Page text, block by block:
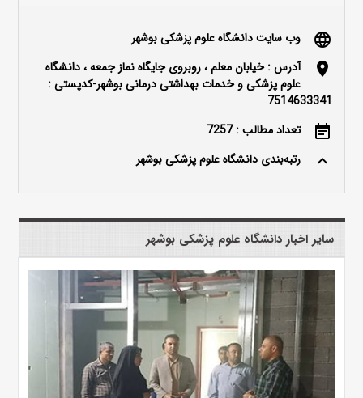
language وب سایت دانشگاه علوم پزشکی بوشهر
location_on
آدرس : خیابان معلم ، روبروی جایگاه نماز جمعه ، دانشگاه
علوم پزشکی و خدمات بهداشتی درمانی بوشهر-کدپستی :
7514633341
event_note تعداد مطالب : 7257
keyboard_arrow_up رتبه‌بندی دانشگاه علوم پزشکی بوشهر
سایر اخبار دانشگاه علوم پزشکی بوشهر